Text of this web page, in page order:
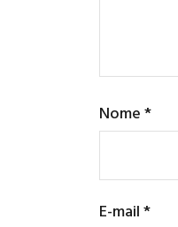
Nome*
E-mail*